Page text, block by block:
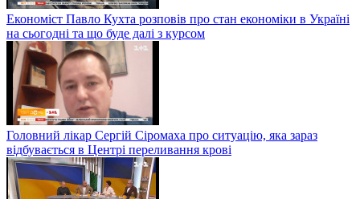
Економіст Павло Кухта розповів про стан економіки в Україні
на сьогодні та що буде далі з курсом
Головний лікар Сергій Сіромаха про ситуацію, яка зараз
відбувається в Центрі переливання крові